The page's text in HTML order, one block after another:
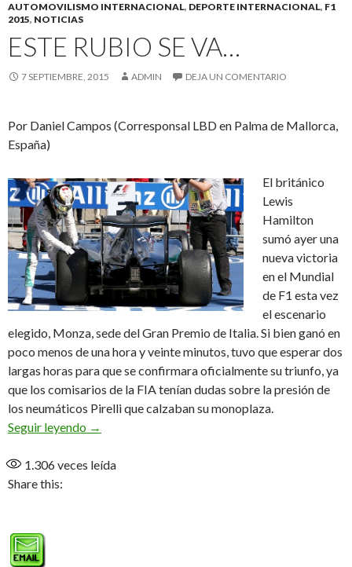
AUTOMOVILISMO INTERNACIONAL, DEPORTE INTERNACIONAL, F1
2015, NOTICIAS
ESTE RUBIO SE VA…
7 SEPTIEMBRE, 2015 ADMIN DEJA UN COMENTARIO
Por Daniel Campos (Corresponsal LBD en Palma de Mallorca,
España)
El británico
Lewis
Hamilton
sumó ayer una
nueva victoria
en el Mundial
de F1 esta vez
el escenario
elegido, Monza, sede del Gran Premio de Italia. Si bien ganó en
poco menos de una hora y veinte minutos, tuvo que esperar dos
largas horas para que se confirmara oficialmente su triunfo, ya
que los comisarios de la FIA tenían dudas sobre la presión de
los neumáticos Pirelli que calzaban su monoplaza.
Seguir leyendo Este rubio se va…
→
1.306veces leída
Share this: